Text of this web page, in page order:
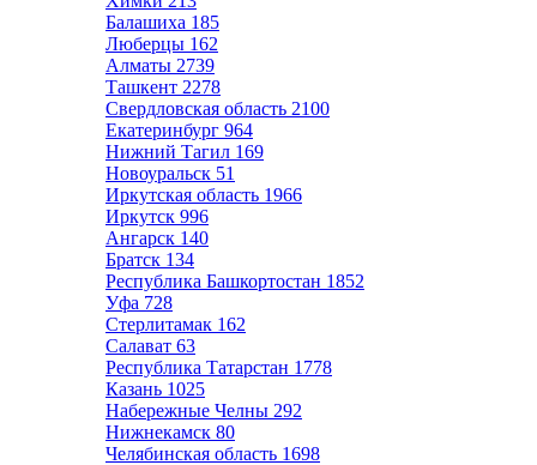
Балашиха 185
Люберцы 162
Алматы 2739
Ташкент 2278
Свердловская область 2100
Екатеринбург 964
Нижний Тагил 169
Новоуральск 51
Иркутская область 1966
Иркутск 996
Ангарск 140
Братск 134
Республика Башкортостан 1852
Уфа 728
Стерлитамак 162
Салават 63
Республика Татарстан 1778
Казань 1025
Набережные Челны 292
Нижнекамск 80
Челябинская область 1698